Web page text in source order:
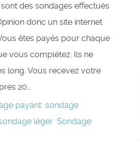
sont des sondages effectués
donc un site internet
êtes payés pour chaque
vous complétez. Ils ne
long. Vous recevez votre
20…
payant sondage
léger Sondage